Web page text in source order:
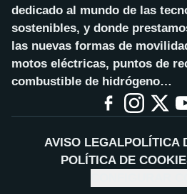
dedicado al mundo de las
sostenibles, y donde
las nuevas formas de
motos eléctricas, puntos de
combustible de hidrógeno…
AVISO LEGALPOLÍTICA
POLÍTICA DE